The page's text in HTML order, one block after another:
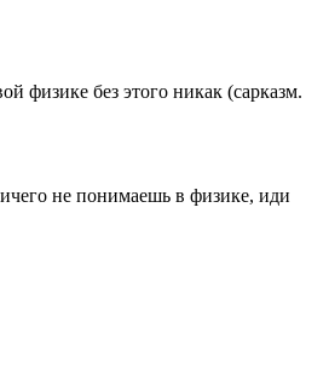
физике без этого никак (сарказм.
не понимаешь в физике, иди